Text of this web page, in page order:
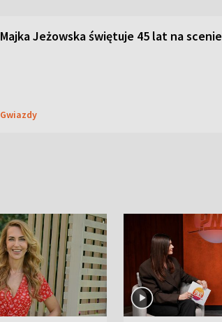
Majka Jeżowska świętuje 45 lat na scenie
Gwiazdy